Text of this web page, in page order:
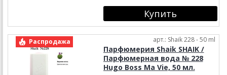
Распродажа арт.: Shaik 228 - 50 ml
Парфюмерия Shaik SHAIK /
Парфюмерная вода № 228
Hugo Boss Ma Vie, 50 мл.